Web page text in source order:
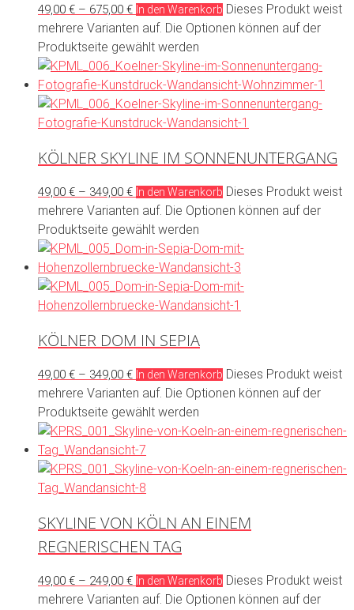
49,00 € – 675,00 € In den Warenkorb Dieses Produkt weist
mehrere Varianten auf. Die Optionen können auf der
Produktseite gewählt werden
KÖLNER SKYLINE IM SONNENUNTERGANG
49,00 € – 349,00 € In den Warenkorb Dieses Produkt weist
mehrere Varianten auf. Die Optionen können auf der
Produktseite gewählt werden
KÖLNER DOM IN SEPIA
49,00 € – 349,00 € In den Warenkorb Dieses Produkt weist
mehrere Varianten auf. Die Optionen können auf der
Produktseite gewählt werden
SKYLINE VON KÖLN AN EINEM
REGNERISCHEN TAG
49,00 € – 249,00 € In den Warenkorb Dieses Produkt weist
mehrere Varianten auf. Die Optionen können auf der